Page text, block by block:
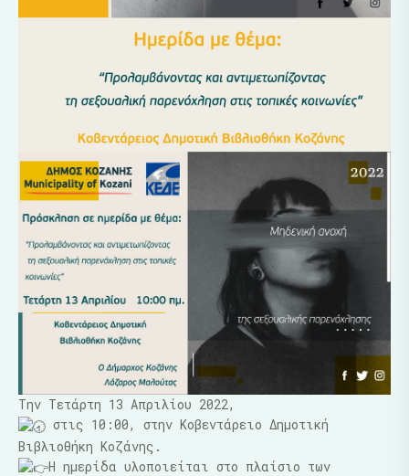
Tην Τετάρτη 13 Απριλίου 2022,
στις 10:00, στην Κοβεντάρειο Δημοτική
Βιβλιοθήκη Κοζάνης.
Η ημερίδα υλοποιείται στο πλαίσιο των